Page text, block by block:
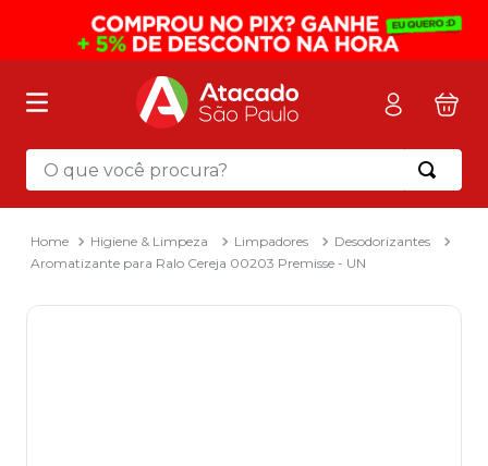
O que você procura?
Higiene & Limpeza Limpadores
Desodorizantes
Aromatizante para Ralo Cereja 00203 Premisse - UN
Termos mais buscados
mochila
2 º sacola
3º papel toalha